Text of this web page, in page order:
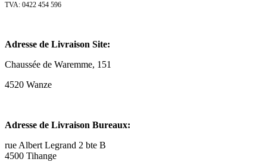
TVA: 0422 454 596
Adresse de Livraison Site:
Chaussée de Waremme, 151
4520 Wanze
Adresse de Livraison Bureaux:
rue Albert Legrand 2 bte B
4500 Tihange